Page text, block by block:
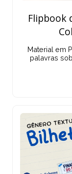
Flipbook
Material em
palavras